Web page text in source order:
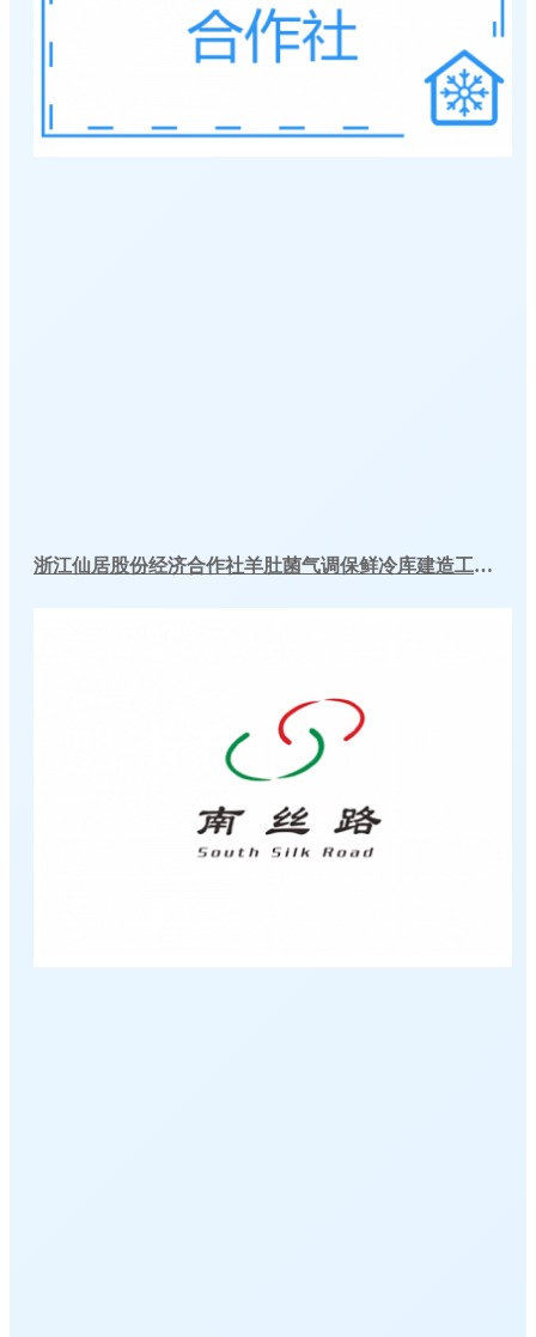
浙江仙居股份经济合作社羊肚菌气调保鲜冷库建造工程案